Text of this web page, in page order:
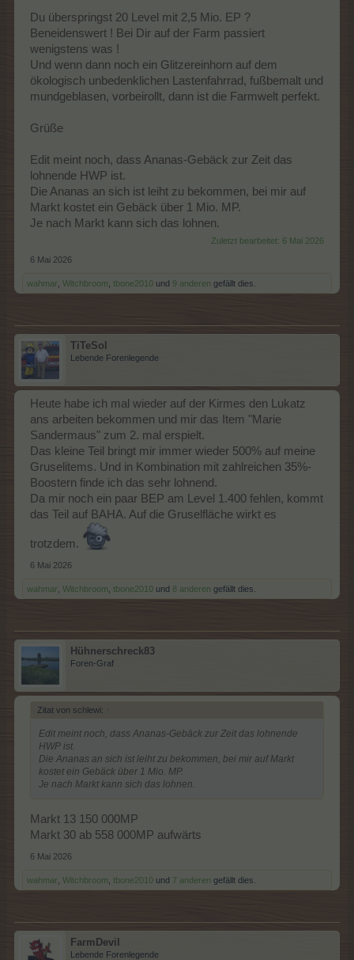
Du überspringst 20 Level mit 2,5 Mio. EP ?
Beneidenswert ! Bei Dir auf der Farm passiert
wenigstens was !
Und wenn dann noch ein Glitzereinhorn auf dem
ökologisch unbedenklichen Lastenfahrrad, fußbemalt und
mundgeblasen, vorbeirollt, dann ist die Farmwelt perfekt.
Grüße
Edit meint noch, dass Ananas-Gebäck zur Zeit das
lohnende HWP ist.
Die Ananas an sich ist leiht zu bekommen, bei mir auf
Markt kostet ein Gebäck über 1 Mio. MP.
Je nach Markt kann sich das lohnen.
Zuletzt bearbeitet: 6 Mai 2026
6 Mai 2026
wahmar Witchbroom tbone2010 und 9 anderen gefällt dies.
TiTeSol
Lebende Forenlegende
Heute habe ich mal wieder auf der Kirmes den Lukatz
ans arbeiten bekommen und mir das Item "Marie
Sandermaus" zum 2. mal erspielt.
Das kleine Teil bringt mir immer wieder 500% auf meine
Gruselitems. Und in Kombination mit zahlreichen 35%-
Boostern finde ich das sehr lohnend.
Da mir noch ein paar BEP am Level 1.400 fehlen, kommt
das Teil auf BAHA. Auf die Gruselfläche wirkt es
trotzdem.
6 Mai 2026
wahmar Witchbroom tbone2010 und 8 anderen gefällt dies.
Hühnerschreck83
Foren-Graf
Zitat von schlewi: ↑
Edit meint noch, dass Ananas-Gebäck zur Zeit das lohnende
HWP ist.
Die Ananas an sich ist leiht zu bekommen, bei mir auf Markt
kostet ein Gebäck über 1 Mio. MP.
Je nach Markt kann sich das lohnen.
Markt 13 150 000MP
Markt 30 ab 558 000MP aufwärts
6 Mai 2026
wahmar Witchbroom tbone2010 und 7 anderen gefällt dies.
FarmDevil
Lebende Forenlegende